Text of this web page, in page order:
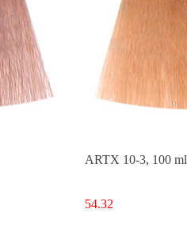
ARTX 10-3, 100 ml
54.32